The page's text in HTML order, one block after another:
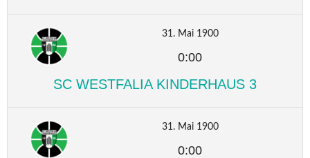
31. Mai 1900
0:00
SC WESTFALIA KINDERHAUS 3
31. Mai 1900
0:00